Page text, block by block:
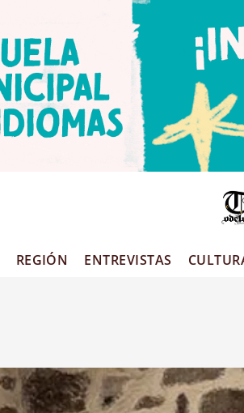
REGIÓN ENTREVISTAS